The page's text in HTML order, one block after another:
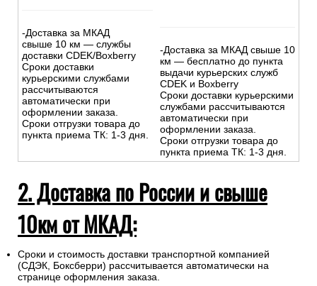
-Доставка за МКАД
свыше 10 км — службы
доставки CDEK/Boxberry
Сроки доставки
курьерскими службами
рассчитываются
автоматически при
оформлении заказа.
Сроки отгрузки товара до
пункта приема ТК: 1-3 дня.
-Доставка за МКАД свыше 10
км — бесплатно до пункта
выдачи курьерских служб
CDEK и Boxberry
Сроки доставки курьерскими
службами рассчитываются
автоматически при
оформлении заказа.
Сроки отгрузки товара до
пункта приема ТК: 1-3 дня.
2. Доставка по России и свыше
10км от МКАД:
Сроки и стоимость доставки транспортной компанией
(СДЭК, Боксберри) рассчитывается автоматически на
странице оформления заказа.